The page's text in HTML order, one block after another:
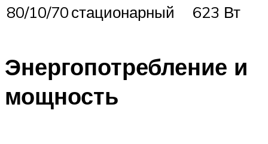
80/10/70стационарный 623 Вт
Энергопотребление и
мощность